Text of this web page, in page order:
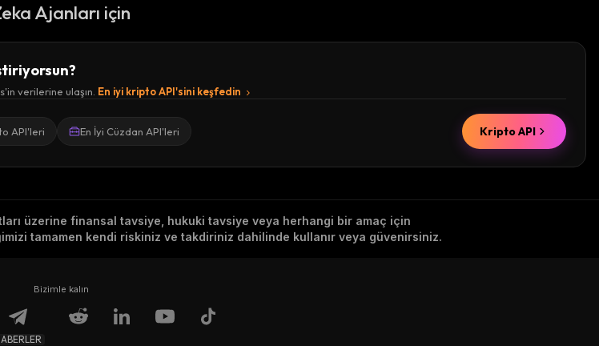
Ajanları için
verilerine ulaşın. En iyi kripto API'sini keşfedin
API'leri En İyi Cüzdan API'leri Kripto API
üzerine finansal tavsiye, hukuki tavsiye veya herhangi bir amaç için
tamamen kendi riskiniz ve takdiriniz dahilinde kullanır veya güvenirsiniz.
Bizimle kalın